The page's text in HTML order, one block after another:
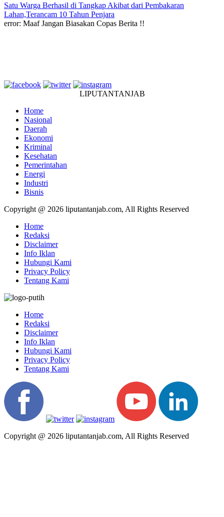
Satu Warga Berhasil di Tangkap Akibat dari Pembakaran
Lahan,Terancam 10 Tahun Penjara
error: Maaf Jangan Biasakan Copas Berita !!
LIPUTANTANJAB
Home
Nasional
Daerah
Ekonomi
Kriminal
Kesehatan
Pemerintahan
Energi
Industri
Bisnis
Copyright @ 2026 liputantanjab.com, All Rights Reserved
Home
Redaksi
Disclaimer
Info Iklan
Hubungi Kami
Privacy Policy
Tentang Kami
Home
Redaksi
Disclaimer
Info Iklan
Hubungi Kami
Privacy Policy
Tentang Kami
Copyright @ 2026 liputantanjab.com, All Rights Reserved